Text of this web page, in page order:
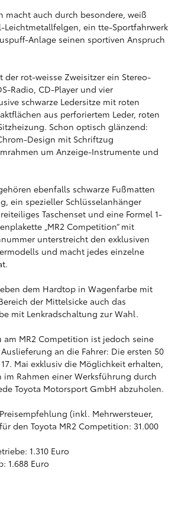
macht auch durch besondere, weiß
Leichtmetallfelgen, ein tte-Sportfahrwerk
Anlage seinen sportiven Anspruch
der rot-weisse Zweisitzer ein Stereo-
Radio, CD-Player und vier
schwarze Ledersitze mit roten
aus perforiertem Leder, roten
Schon optisch glänzend:
Design mit Schriftzug
um Anzeige-Instrumente und
ebenfalls schwarze Fußmatten
ein spezieller Schlüsselanhänger
Taschenset und eine Formel 1-
„MR2 Competition“ mit
unterstreicht den exklusiven
und macht jedes einzelne
dem Hardtop in Wagenfarbe mit
der Mittelsicke auch das
mit Lenkradschaltung zur Wahl.
am MR2 Competition ist jedoch seine
an die Fahrer: Die ersten 50
Mai exklusiv die Möglichkeit erhalten,
im Rahmen einer Werksführung durch
Toyota Motorsport GmbH abzuholen.
(inkl. Mehrwersteuer,
den Toyota MR2 Competition: 31.000
1.310 Euro
1.688 Euro